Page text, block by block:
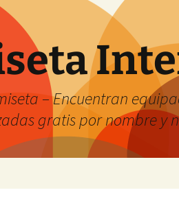
– Encuentran
gratis por nombre y